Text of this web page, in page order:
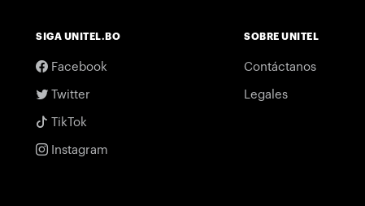
SIGA UNITEL.BO
Facebook
Twitter
TikTok
Instagram
SOBRE UNITEL
Contáctanos
Legales